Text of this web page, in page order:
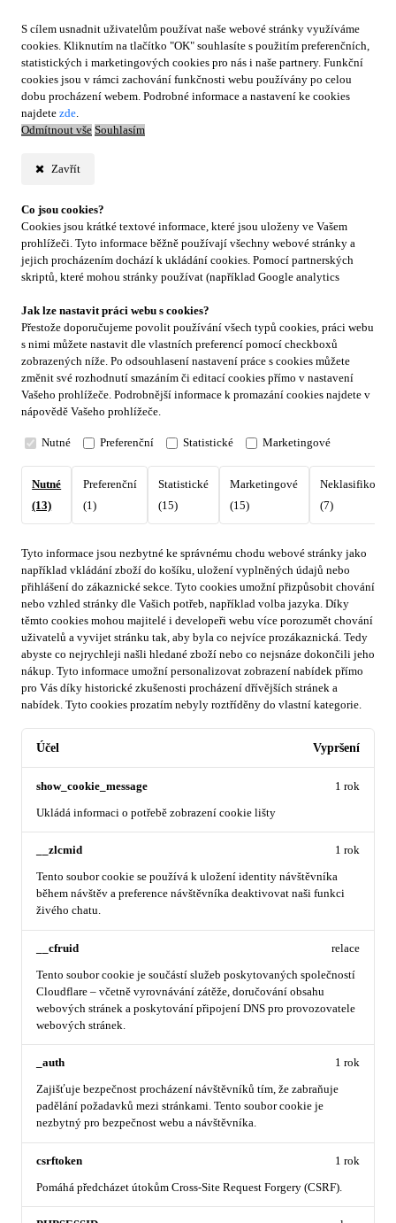
S cílem usnadnit uživatelům používat naše webové stránky využíváme
cookies. Kliknutím na tlačítko "OK" souhlasíte s použitím preferenčních,
statistických i marketingových cookies pro nás i naše partnery. Funkční
cookies jsou v rámci zachování funkčnosti webu používány po celou
dobu procházení webem. Podrobné informace a nastavení ke cookies
najdete zde.
Odmítnout vše Souhlasím
Zavřít
Co jsou cookies?
Cookies jsou krátké textové informace, které jsou uloženy ve Vašem
prohlížeči. Tyto informace běžně používají všechny webové stránky a
jejich procházením dochází k ukládání cookies. Pomocí partnerských
skriptů, které mohou stránky používat (například Google analytics
Jak lze nastavit práci webu s cookies?
Přestože doporučujeme povolit používání všech typů cookies, práci webu
s nimi můžete nastavit dle vlastních preferencí pomocí checkboxů
zobrazených níže. Po odsouhlasení nastavení práce s cookies můžete
změnit své rozhodnutí smazáním či editací cookies přímo v nastavení
Vašeho prohlížeče. Podrobnější informace k promazání cookies najdete v
nápovědě Vašeho prohlížeče.
Nutné Preferenční Statistické Marketingové
Nutné
(13)
Preferenční
(1)
Statistické
(15)
Marketingové
(15)
(7)
Tyto informace jsou nezbytné ke správnému chodu webové stránky jako
například vkládání zboží do košíku, uložení vyplněných údajů nebo
přihlášení do zákaznické sekce. Tyto cookies umožní přizpůsobit chování
nebo vzhled stránky dle Vašich potřeb, například volba jazyka. Díky
těmto cookies mohou majitelé i developeři webu více porozumět chování
uživatelů a vyvijet stránku tak, aby byla co nejvíce prozákaznická. Tedy
abyste co nejrychleji našli hledané zboží nebo co nejsnáze dokončili jeho
nákup. Tyto informace umožní personalizovat zobrazení nabídek přímo
pro Vás díky historické zkušenosti procházení dřívějších stránek a
nabídek. Tyto cookies prozatím nebyly roztříděny do vlastní kategorie.
Účel Vypršení
show_cookie_message
Ukládá informaci o potřebě zobrazení cookie lišty
1 rok
__zlcmid
Tento soubor cookie se používá k uložení identity návštěvníka
během návštěv a preference návštěvníka deaktivovat naši funkci
živého chatu.
1 rok
__cfruid
Tento soubor cookie je součástí služeb poskytovaných společností
Cloudflare – včetně vyrovnávání zátěže, doručování obsahu
webových stránek a poskytování připojení DNS pro provozovatele
webových stránek.
relace
_auth
Zajišťuje bezpečnost procházení návštěvníků tím, že zabraňuje
padělání požadavků mezi stránkami. Tento soubor cookie je
nezbytný pro bezpečnost webu a návštěvníka.
1 rok
csrftoken
Pomáhá předcházet útokům Cross-Site Request Forgery (CSRF).
1 rok